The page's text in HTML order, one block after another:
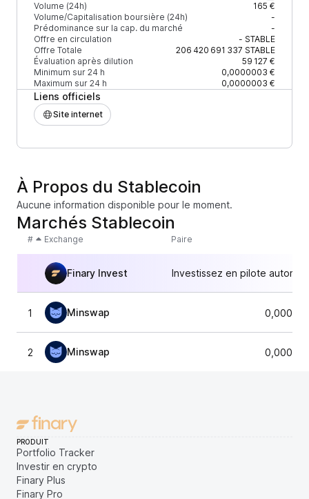
Volume (24h)
165 €
Volume/Capitalisation boursière (24h)
-
Prédominance sur la cap. du marché
-
Offre en circulation
- STABLE
Offre Totale
206 420 691 337 STABLE
Évaluation après dilution
59 127 €
Minimum sur 24 h
0,0000003 €
Maximum sur 24 h
0,0000003 €
Liens officiels
Site internet
À Propos du Stablecoin
Aucune information disponible pour le moment.
Marchés Stablecoin
# Exchange Paire
Finary Invest Investissez en pilote
1 Minswap
2 Minswap
PRODUIT
Portfolio Tracker
Investir en crypto
Finary Plus
Finary Pro